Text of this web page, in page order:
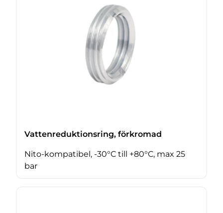
Vattenreduktionsring, förkromad
Nito-kompatibel, -30°C till +80°C, max 25
bar